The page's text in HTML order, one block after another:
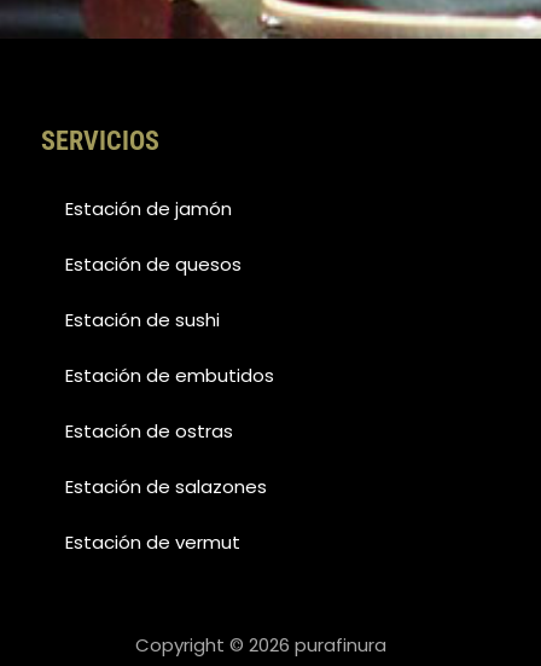
SERVICIOS
Estación de jamón
Estación de quesos
Estación de sushi
Estación de embutidos
Estación de ostras
Estación de salazones
Estación de vermut
Copyright © 2026 purafinura